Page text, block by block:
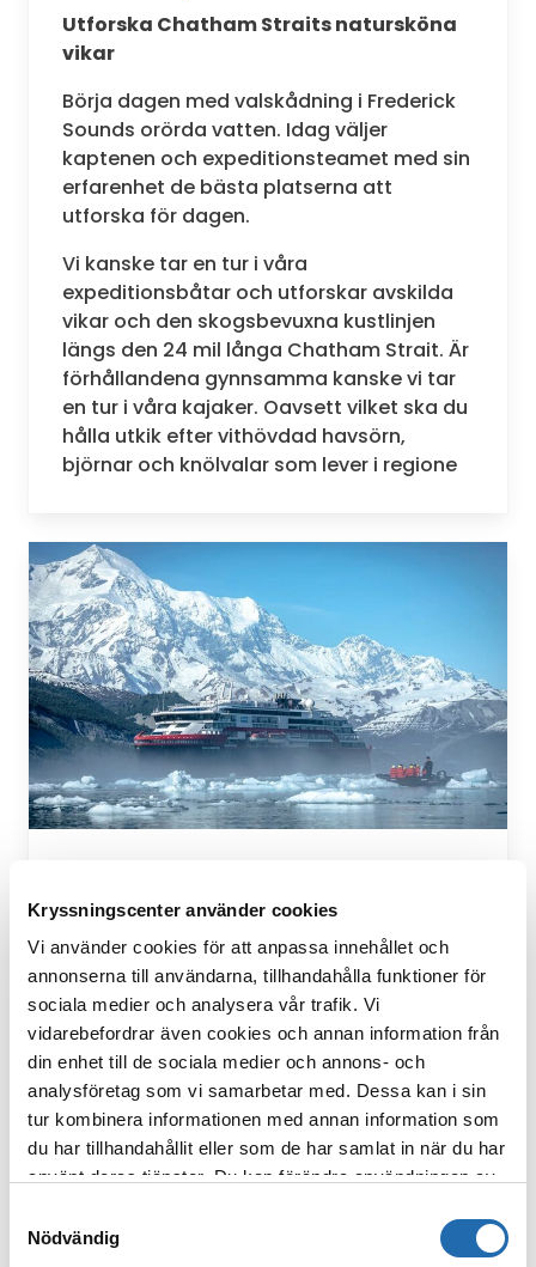
Kryssningscenter använder cookies
Vi använder cookies för att anpassa innehållet och
annonserna till användarna, tillhandahålla funktioner för
sociala medier och analysera vår trafik. Vi
vidarebefordrar även cookies och annan information från
din enhet till de sociala medier och annons- och
analysföretag som vi samarbetar med. Dessa kan i sin
tur kombinera informationen med annan information som
du har tillhandahållit eller som de har samlat in när du har
använt deras tjänster. Du kan förändra användningen av
frånInformation om kakor (cookies)
-länken i nedre
Nödvändig
Utforska Chatham Straits natursköna
vikar
Börja dagen med valskådning i Frederick
Sounds orörda vatten. Idag väljer
kaptenen och expeditionsteamet med sin
erfarenhet de bästa platserna att
utforska för dagen.
Vi kanske tar en tur i våra
expeditionsbåtar och utforskar avskilda
vikar och den skogsbevuxna kustlinjen
längs den 24 mil långa Chatham Strait. Är
förhållandena gynnsamma kanske vi tar
en tur i våra kajaker. Oavsett vilket ska du
hålla utkik efter vithövdad havsörn,
björnar och knölvalar som lever i regione
Håll utkik efter djurlivet i
glaciärvattnen
En dag full av upptäckter i Icy Bay väntar.
Tre glaciärer – Guyot, Yahtse och Tyndall
– kalvar is ut i vikens vatten, därav
namnet Icy Bay. Om vädret tillåter
utforskar vi området i små
expeditionsbåtar eller kajaker så att du
får uppleva det oslagbart vackra
islandskapet på nära håll.
Från Icy Bay kan du beundra det